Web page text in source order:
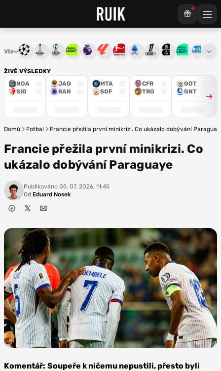
ŽIVÉ VÝSLEDKY
NOA
SIO
JAG
RAN
MTA
SOF
CFR
TRO
GOT
GNT
Vše Liga mistrůEvropská liga
Konferenční liga
Chance ligaPremier League
La LigaBundesliga
Serie ALigue 1Mistrovství světa
Chance3. ČFL
Domů Fotbal Francie přežila první minikrizi. Co ukázalo dobývání
Francie přežila první minikrizi. Co
ukázalo dobývání Paraguaye
Publikováno 05. 07. 2026, 11:45
Od Eduard Nosek
Depositphotos
Komentář: Soupeře k ničemu nepustili, přesto byli